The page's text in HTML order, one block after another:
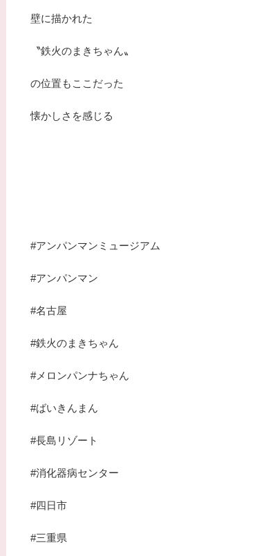
壁に描かれた
〝鉄火のまきちゃん〟
の位置もここだった
懐かしさを感じる
#アンパンマンミュージアム
#アンパンマン
#名古屋
#鉄火のまきちゃん
#メロンパンナちゃん
#ばいきんまん
#長島リゾート
#消化器病センター
#四日市
#三重県